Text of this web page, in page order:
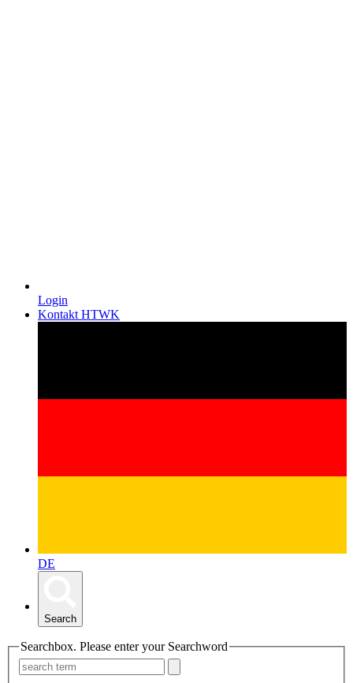
Login
Kontakt HTWK
DE
Search
Searchbox. Please enter your Searchword